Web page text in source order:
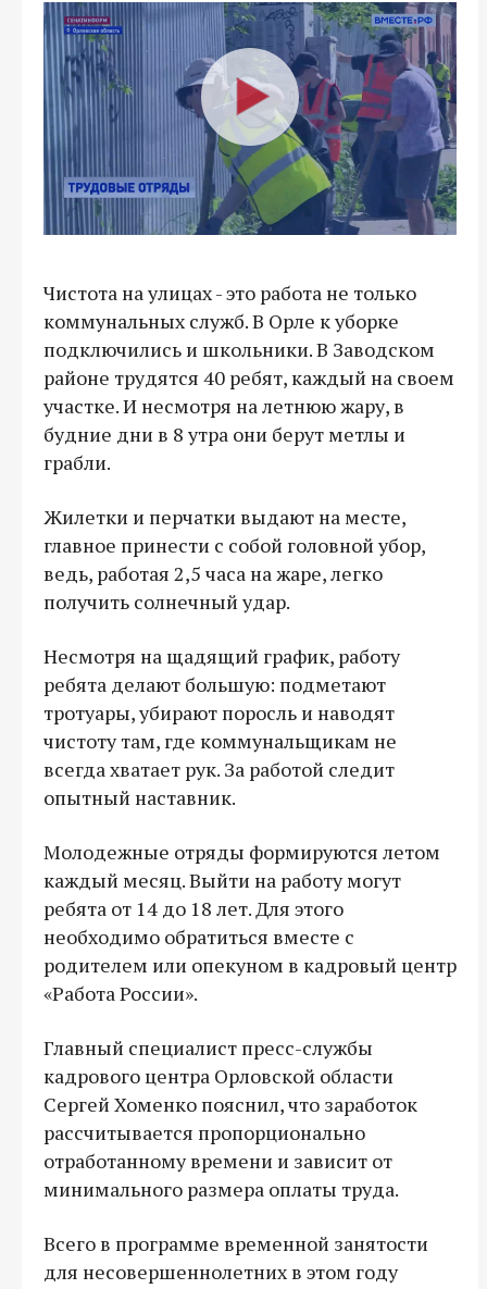
Чистота на улицах - это работа не только
коммунальных служб. В Орле к уборке
подключились и школьники. В Заводском
районе трудятся 40 ребят, каждый на своем
участке. И несмотря на летнюю жару, в
будние дни в 8 утра они берут метлы и
грабли.
Жилетки и перчатки выдают на месте,
главное принести с собой головной убор,
ведь, работая 2,5 часа на жаре, легко
получить солнечный удар.
Несмотря на щадящий график, работу
ребята делают большую: подметают
тротуары, убирают поросль и наводят
чистоту там, где коммунальщикам не
всегда хватает рук. За работой следит
опытный наставник.
Молодежные отряды формируются летом
каждый месяц. Выйти на работу могут
ребята от 14 до 18 лет. Для этого
необходимо обратиться вместе с
родителем или опекуном в кадровый центр
«Работа России».
Главный специалист пресс-службы
кадрового центра Орловской области
Сергей Хоменко пояснил, что заработок
рассчитывается пропорционально
отработанному времени и зависит от
минимального размера оплаты труда.
Всего в программе временной занятости
для несовершеннолетних в этом году